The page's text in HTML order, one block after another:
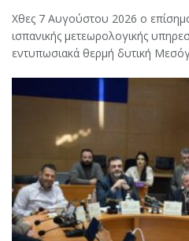
Χθες 7 Αυγούστου 2026 ο
ισπανικής μετεωρολογικής
εντυπωσιακά θερμή δυτική